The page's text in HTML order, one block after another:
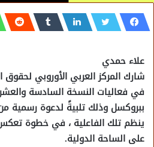
علاء حمدي
شارك المركز العربي الأوروبي لحقوق
في فعاليات النسخة السادسة
ببروكسل وذلك تلبيةً لدعوة رسمية من
ينظم تلك الفاعلية ، في خطوة تعكس
على الساحة الدولية.